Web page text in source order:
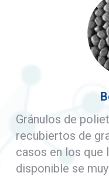
Gránulos de
recubiertos de
casos en los que
disponible se